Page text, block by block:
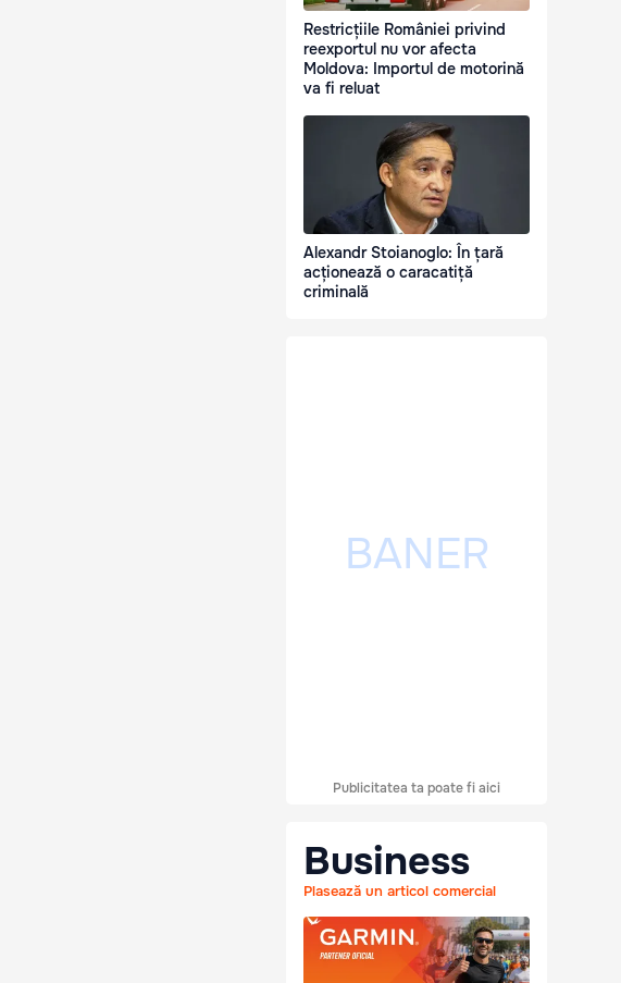
Restricțiile României privind
reexportul nu vor afecta
Moldova: Importul de motorină
va fi reluat
Alexandr Stoianoglo: În țară
acționează o caracatiță
criminală
Publicitatea ta poate fi aici
Business
Plasează un articol comercial